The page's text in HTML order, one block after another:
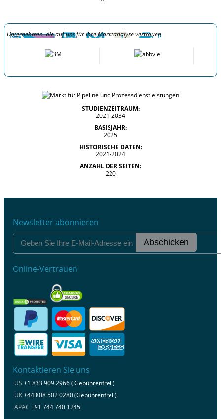
Unternehmen, die auf uns für ihre Marktanalyse vertrauen
STUDIENZEITRAUM:
2021-2034
BASISJAHR:
2025
HISTORISCHE DATEN:
2021-2024
ANZAHL DER SEITEN:
220
Newsletter abonnieren
Abschicken
Online-Vertrauen
Kontaktieren Sie uns
US +1 833 909 2966 ( Gebührenfrei )
UK+44 808 502 0280 (Gebührenfrei )
APAC +91 744 740 1245